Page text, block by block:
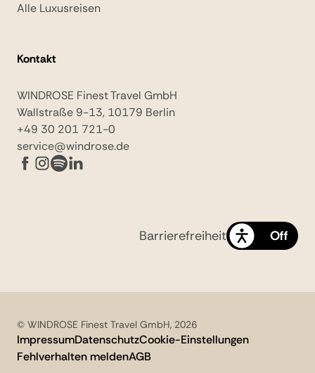
Alle Luxusreisen
Kontakt
WINDROSE Finest Travel GmbH
Wallstraße 9-13, 10179 Berlin
+49 30 201 721-0
service@windrose.de
Barrierefreiheit On Off
© WINDROSE Finest Travel GmbH, 2026
ImpressumDatenschutzCookie-Einstellungen
Fehlverhalten meldenAGB